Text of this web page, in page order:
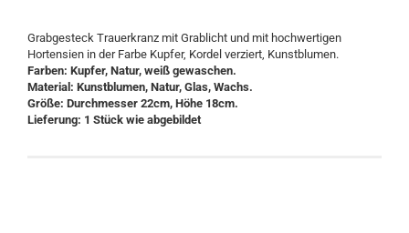
Grabgesteck Trauerkranz mit Grablicht und mit hochwertigen
Hortensien in der Farbe Kupfer, Kordel verziert, Kunstblumen.
Farben: Kupfer, Natur, weiß gewaschen.
Material: Kunstblumen, Natur, Glas, Wachs.
Größe: Durchmesser 22cm, Höhe 18cm.
Lieferung: 1 Stück wie abgebildet